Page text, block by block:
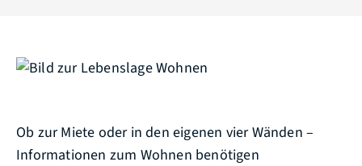
Ob zur Miete oder in den eigenen vier Wänden –
Informationen zum Wohnen benötigen